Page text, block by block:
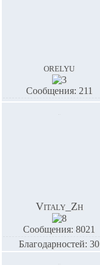
orelyu
Сообщения: 211
Vitaly_Zh
Сообщения: 8021
Благодарностей: 30